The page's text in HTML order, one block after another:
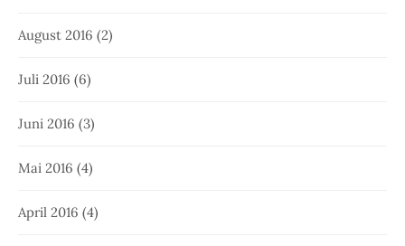
August 2016 (2)
Juli 2016 (6)
Juni 2016 (3)
Mai 2016 (4)
April 2016 (4)